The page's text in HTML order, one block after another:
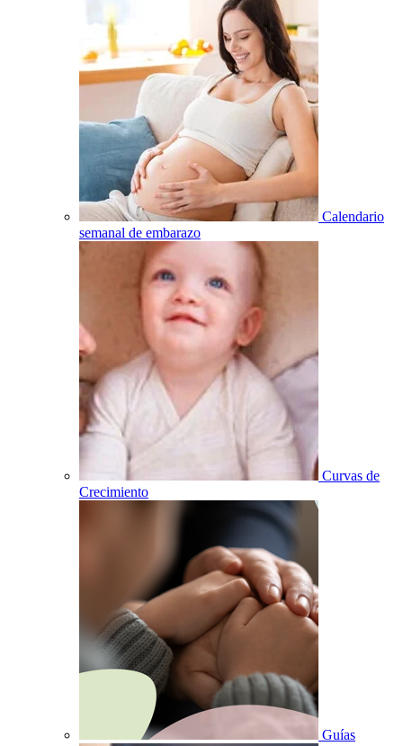
Calendario
semanal de embarazo
Curvas de
Crecimiento
Guías